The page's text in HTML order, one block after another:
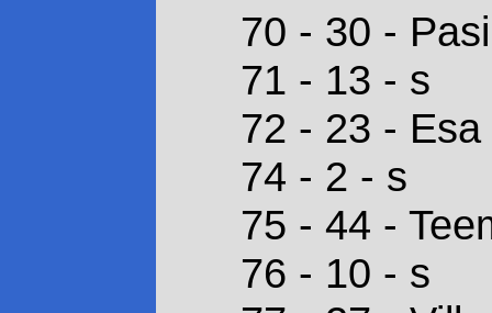
70 - 30 -
71 - 13 - s
72 - 23 - Esa
74 - 2 - s
75 - 44 -
76 - 10 - s